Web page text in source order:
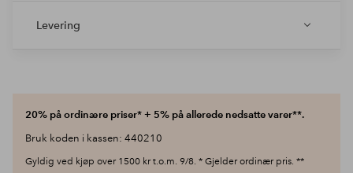
Levering
20% på ordinære priser* + 5% på allerede nedsatte varer**.
Bruk koden i kassen: 440210
Gyldig ved kjøp over 1500 kr t.o.m. 9/8. * Gjelder ordinær pris. **